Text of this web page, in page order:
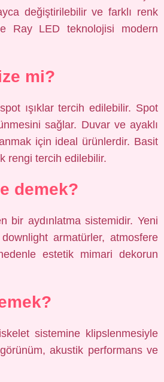
değiştirilebilir ve farklı renk
Ray LED teknolojisi modern
mi?
ışıklar tercih edilebilir. Spot
sağlar. Duvar ve ayaklı
için ideal ürünlerdir. Basit
rengi tercih edilebilir.
demek?
bir aydınlatma sistemidir. Yeni
armatürler, atmosfere
estetik mimari dekorun
sistemine klipslenmesiyle
akustik performans ve